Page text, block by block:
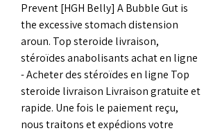
Prevent [HGH Belly] A Bubble Gut is
the excessive stomach distension
aroun. Top steroide livraison,
stéroïdes anabolisants achat en ligne
- Acheter des stéroïdes en ligne Top
steroide livraison Livraison gratuite et
rapide. Une fois le paiement reçu,
nous traitons et expédions votre